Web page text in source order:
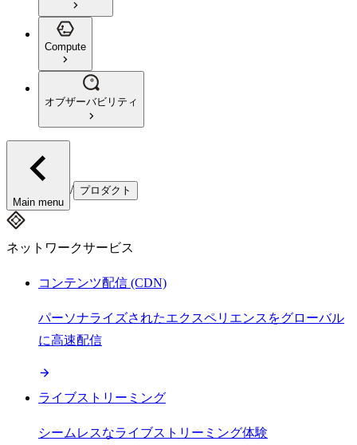
Compute
オブザーバビリティ
Main menu
/ プロダクト
ネットワークサービス
コンテンツ配信 (CDN)
パーソナライズされたエクスペリエンスをグローバル
に高速配信
ライブストリーミング
シームレスなライブストリーミング体験